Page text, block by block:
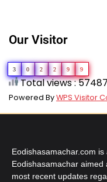
Our Visitor
3 0 2 2 9 9
Total views :
Powered ByWPS Visitor
Eodishasamachar.com
Eodishasamachar
most recent updates